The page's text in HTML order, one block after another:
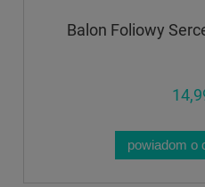
Balon Foliowy
powiadom o